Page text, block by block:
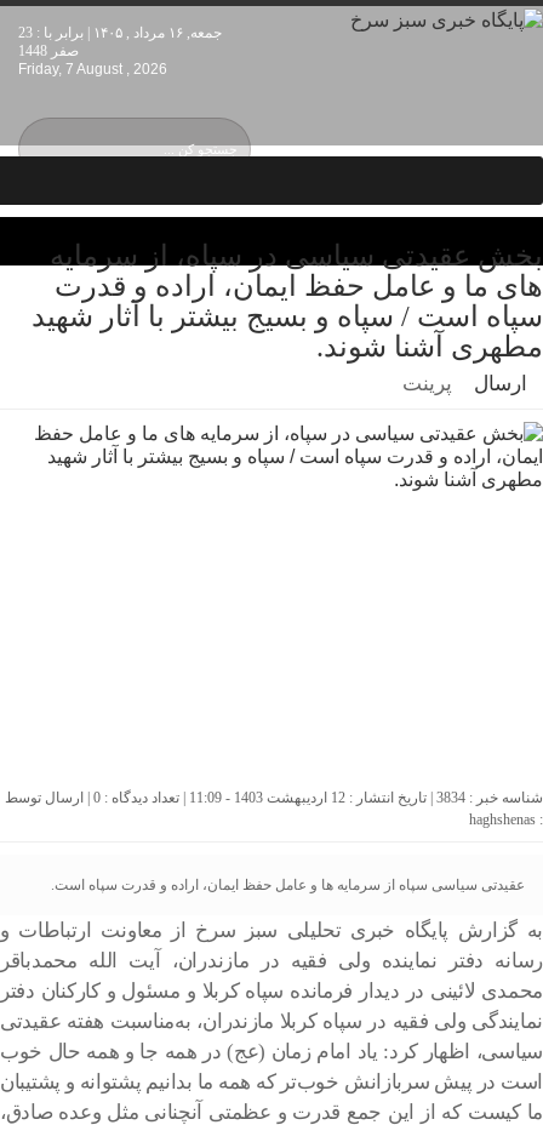
جمعه, ۱۶ مرداد , ۱۴۰۵ | برابر با : 23
صفر 1448
Friday, 7 August , 2026
بخش عقیدتی سیاسی در سپاه، از سرمایه
های ما و عامل حفظ ایمان، اراده و قدرت
سپاه است / سپاه و بسیج بیشتر با آثار شهید
مطهری آشنا شوند.
ارسال پرینت
شناسه خبر : 3834 | تاریخ انتشار : 12 اردیبهشت 1403 - 11:09 | تعداد دیدگاه : 0 | ارسال توسط
:
haghshenas
عقیدتی سیاسی سپاه از سرمایه ها و عامل حفظ ایمان، اراده و قدرت سپاه است.
به گزارش پایگاه خبری تحلیلی سبز سرخ از معاونت ارتباطات و
رسانه دفتر نماینده ولی فقیه در مازندران، آیت الله محمدباقر
محمدی لائینی در دیدار فرمانده سپاه کربلا و مسئول و کارکنان دفتر
نمایندگی ولی فقیه در سپاه کربلا مازندران، به‌مناسبت هفته عقیدتی
سیاسی، اظهار کرد: یاد امام زمان (عج) در همه جا و همه حال خوب
است در پیش سربازانش خوب‌تر که همه ما بدانیم پشتوانه و پشتیبان
ما کیست که از این جمع قدرت و عظمتی آنچنانی مثل وعده صادق،